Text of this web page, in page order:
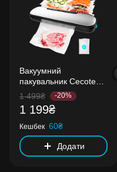
Вакуумний
пакувальник Cecotec
SealVac Easy Magnetik
1 499₴ -20%
1 199₴
Кешбек 60₴
Додати